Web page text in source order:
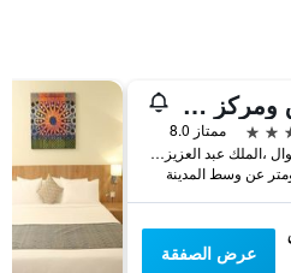
فندق ومركز مؤتمرات شيراتون الدمام
ممتاز 8.0
شارع الوال ،الملك عبد العزيز الطريق, الدمام, المملكة العربية السعودية
عرض الصفقة